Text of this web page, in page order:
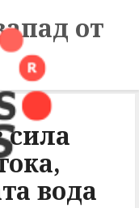
от
сила
вода